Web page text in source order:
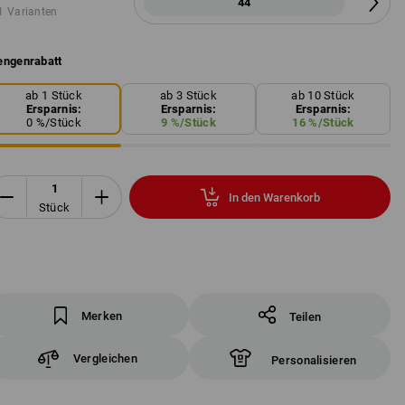
Varianten
ab 1 Stück
Ersparnis:
0 %/Stück
ab 3 Stück
Ersparnis:
9 %/Stück
ab 10 Stück
Ersparnis:
16 %/Stück
Stück
In den Warenkorb
Merken Teilen
Vergleichen Personalisieren